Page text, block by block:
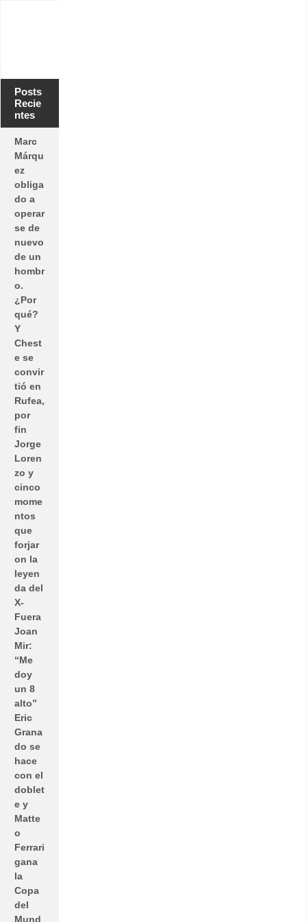
Posts
Recie
ntes
Marc
Márqu
ez
obliga
do a
operar
se de
nuevo
de un
hombr
o.
¿Por
qué?
Y
Chest
e se
convir
tió en
Rufea,
por
fin
Jorge
Loren
zo y
cinco
mome
ntos
que
forjar
on la
leyen
da del
X-
Fuera
Joan
Mir:
“Me
doy
un 8
alto”
Eric
Grana
do se
hace
con el
doblet
e y
Matte
o
Ferrari
gana
la
Copa
del
Mund